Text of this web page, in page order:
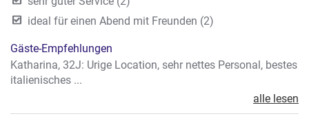
ideal für einen Abend mit Freunden (2)
Gäste-Empfehlungen
Katharina, 32J: Urige Location, sehr nettes Personal, bestes
italienisches ...
alle lesen